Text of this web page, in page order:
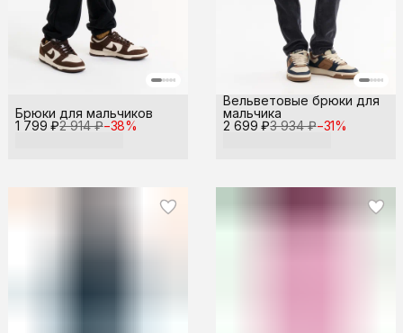
1 799 ₽2 914 ₽−38%
Брюки для мальчиков
2 699 ₽3 934 ₽−31%
Вельветовые брюки для
мальчика